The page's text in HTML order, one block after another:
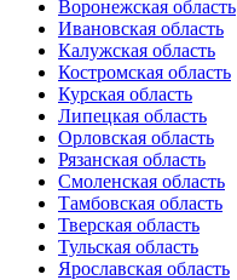
Воронежская область
Ивановская область
Калужская область
Костромская область
Курская область
Липецкая область
Орловская область
Рязанская область
Смоленская область
Тамбовская область
Тверская область
Тульская область
Ярославская область